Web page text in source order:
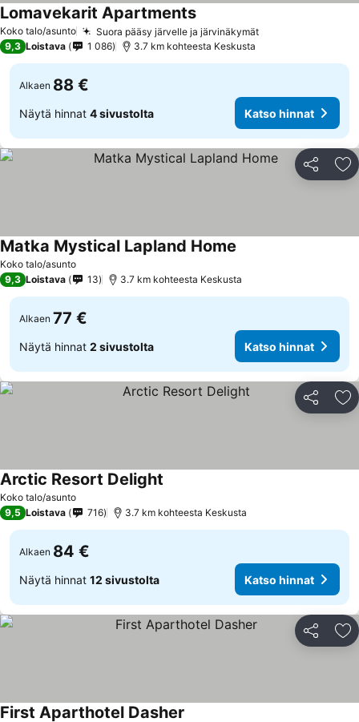
Koko talo/asunto Suora pääsy järvelle ja järvinäkymät
Lomavekarit Apartments
9,3 Loistava 1 086 3.7 km kohteesta Keskusta
Alkaen 88 €
Näytä hinnat 4 sivustolta Katso hinnat
Jaa
Koko talo/asunto
Matka Mystical Lapland Home
9,3 Loistava 13 3.7 km kohteesta Keskusta
Alkaen 77 €
Näytä hinnat 2 sivustolta Katso hinnat
Jaa
Koko talo/asunto
Arctic Resort Delight
9,5 Loistava 716 3.7 km kohteesta Keskusta
Alkaen 84 €
Näytä hinnat 12 sivustolta Katso hinnat
Jaa
First Aparthotel Dasher